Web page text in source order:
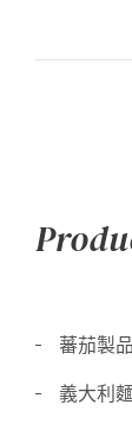
蕃茄製品
義大利